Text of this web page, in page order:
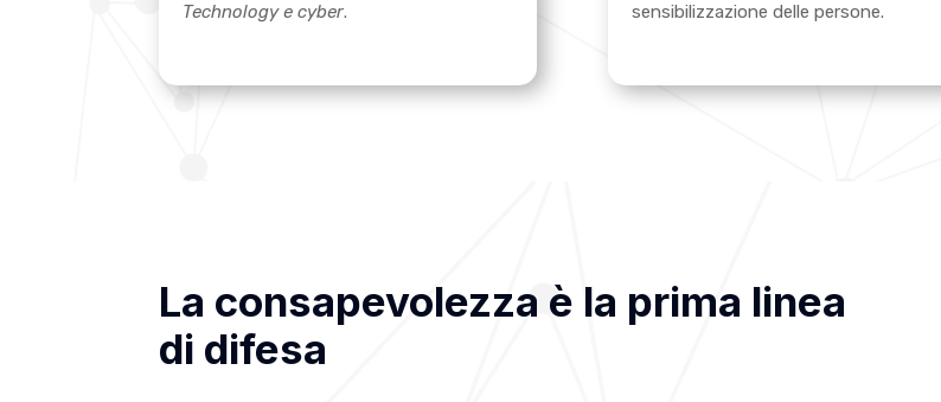
Technology e cyber.
sensibilizzazione delle persone.
La consapevolezza è la prima linea
di difesa